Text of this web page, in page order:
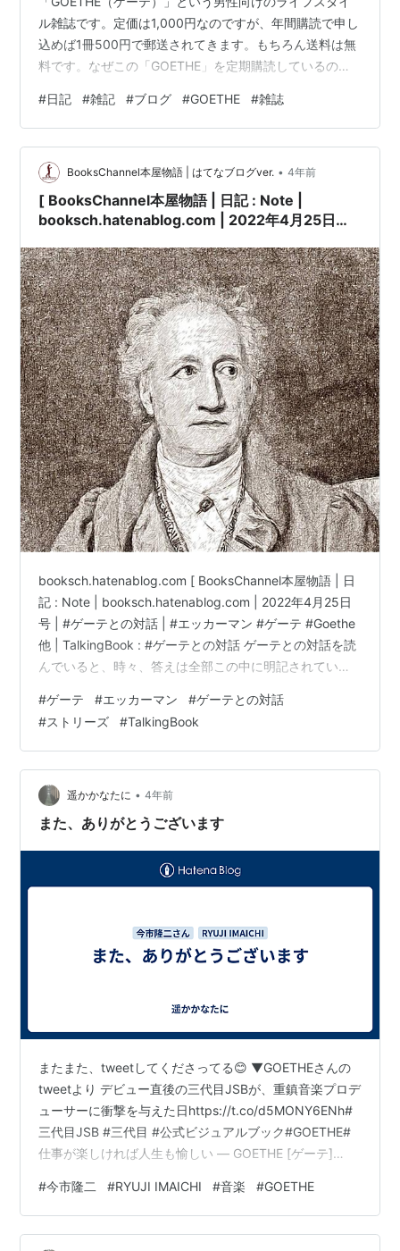
ル雑誌です。定価は1,000円なのですが、年間購読で申し
込めば1冊500円で郵送されてきます。もちろん送料は無
料です。なぜこの「GOETHE」を定期購読しているのか
りが紹介されているからです。 高級ブランドの服（シャ
ツのくせに15万円とか）、高級腕時計（数千万円から億
越えのものまで）は毎月のように掲載されていますが、
ある会社のCEOの高級住宅が特集されていたり、予約の
取れないレストラン（一人40,000円〜）やクルーザー
（レクサス製で億越え）、…
#日記 #雑記 #ブログ #GOETHE #雑誌
BooksChannel本屋物語 | はてなブログver. • 4年前
[ BooksChannel本屋物語 | 日記 : Note |
booksch.hatenablog.com | 2022年4月25日号 |
#Goethe 他 |
booksch.hatenablog.com [ BooksChannel本屋物語 | 日
記 : Note | booksch.hatenablog.com | 2022年4月25日
号 | #ゲーテとの対話 | #エッカーマン #ゲーテ #Goethe
他 | TalkingBook : #ゲーテとの対話 ゲーテとの対話を読
んでいると、時々、答えは全部この中に明記されてい
#instagram #ストリーズで、15秒挑戦しました。お時間
が許されましたら、どうぞ、よろしくお願い致します。
PS. お客様に古典で良いものない?と問われれば、私は、
必…
#ゲーテ #エッカーマン #ゲーテとの対話
#ストリーズ #TalkingBook
遥かかなたに • 4年前
また、ありがとうございます
またまた、tweetしてくださってる😊 ▼GOETHEさんの
tweetより デビュー直後の三代目JSBが、重鎮音楽プロデ
ューサーに衝撃を与えた日https://t.co/d5MONY6ENh#
三代目JSB #三代目 #公式ビジュアルブック#GOETHE#
仕事が楽しければ人生も愉しい — GOETHE [ゲーテ]
==================== デビュー直後の三代目JSB
が、重鎮音楽プロデューサーに衝撃を与えた日
https://goetheweb.jp/lifestyle/entertainment/20220223
#今市隆二 #RYUJI IMAICHI #音楽 #GOETHE